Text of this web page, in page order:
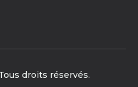
droits réservés.